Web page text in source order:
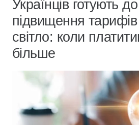
Українців готують
підвищення тарифів
світло: коли
більше